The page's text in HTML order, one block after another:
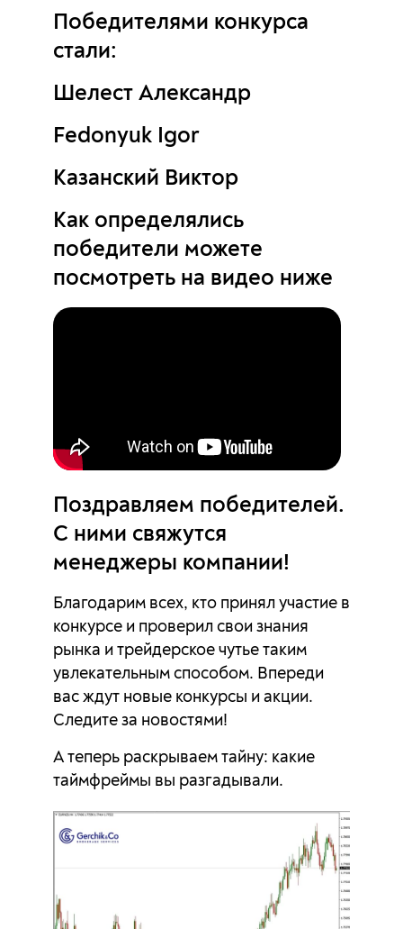
Победителями конкурса
стали:
Шелест Александр
Fedonyuk Igor
Казанский Виктор
Как определялись
победители можете
посмотреть на видео ниже
Поздравляем победителей.
С ними свяжутся
менеджеры компании!
Благодарим всех, кто принял участие в
конкурсе и проверил свои знания
рынка и трейдерское чутье таким
увлекательным способом. Впереди
вас ждут новые конкурсы и акции.
Следите за новостями!
А теперь раскрываем тайну: какие
таймфреймы вы разгадывали.